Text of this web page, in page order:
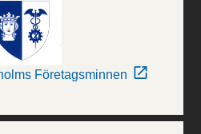
Företagsminnen